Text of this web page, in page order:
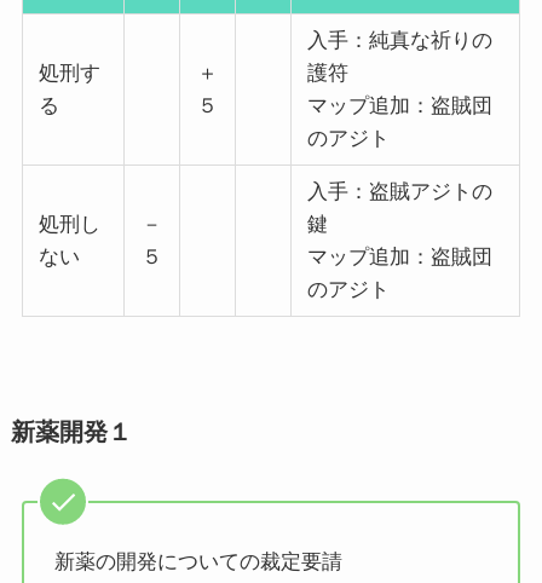
処刑す
る
＋
５
入手：純真な祈りの
護符
マップ追加：盗賊団
のアジト
処刑し
ない
－
５
入手：盗賊アジトの
鍵
マップ追加：盗賊団
のアジト
新薬開発１
新薬の開発についての裁定要請